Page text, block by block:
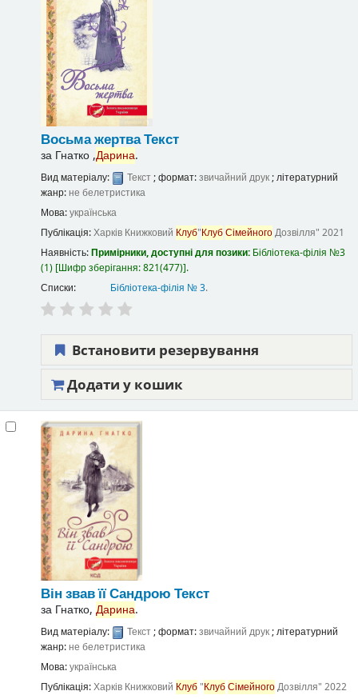
Восьма жертваТекст
за Гнатко ,Дарина.
Вид матеріалу: Текст; формат:звичайний друк; літературний
жанр: не белетристика
Мова:українська
Публікація:Харків Книжковий Клуб"КлубСімейногоДозвілля" 2021
Наявність:Примірники, доступні для позики: Бібліотека-філія №3
(1) Шифр зберігання:821(477) .
Списки:
Бібліотека-філія № 3.
Встановити резервування
Додати у кошик
Він звав її Сандрою Текст
за Гнатко, Дарина.
Вид матеріалу: Текст; формат:звичайний друк; літературний
жанр:не белетристика
Мова:українська
Публікація:Харків Книжковий Клуб"КлубСімейногоДозвілля" 2022